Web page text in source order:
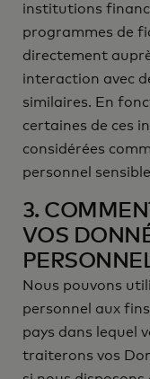
institutions
programmes de
directement
interaction avec
similaires. En
certaines de ces
considérées
personnel
3.
VOS
Nous pouvons
personnel aux
pays dans lequel
traiterons vos